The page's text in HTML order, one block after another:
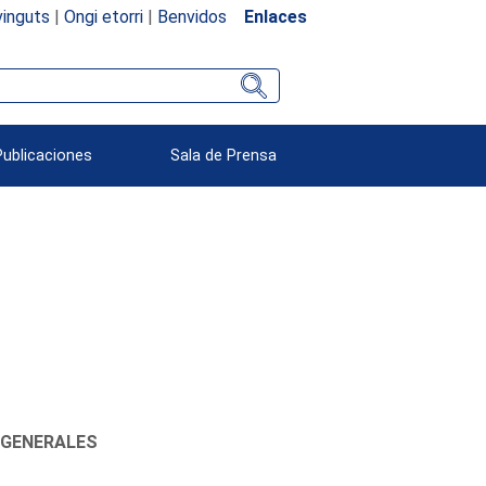
| Ongi etorri| Benvidos Enlaces
Sala de Prensa